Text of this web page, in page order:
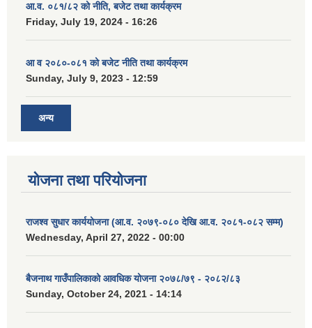
आ.व. ०८१/८२ को नीति, बजेट तथा कार्यक्रम
Friday, July 19, 2024 - 16:26
आ व २०८०-०८१ को बजेट नीति तथा कार्यक्रम
Sunday, July 9, 2023 - 12:59
अन्य
योजना तथा परियोजना
राजश्व सुधार कार्ययोजना (आ.व. २०७९-०८० देखि आ.व. २०८१-०८२ सम्म)
Wednesday, April 27, 2022 - 00:00
बैजनाथ गाउँपालिकाको आवधिक योजना २०७८/७९ - २०८२/८३
Sunday, October 24, 2021 - 14:14